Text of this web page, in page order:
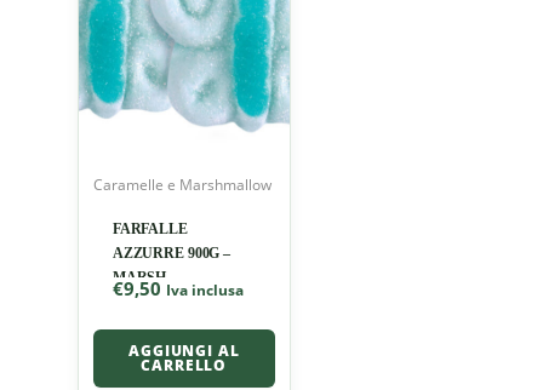
Caramelle e Marshmallow
FARFALLE
AZZURRE 900G –
MARSH
€9,50 Iva inclusa
AGGIUNGI AL
CARRELLO